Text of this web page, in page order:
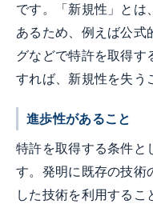
です。「新規性」とは
あるため、例えば公式
グなどで特許を取得す
すれば、新規性を失う
進歩性があること
特許を取得する条件と
す。発明に既存の技術
した技術を利用するこ